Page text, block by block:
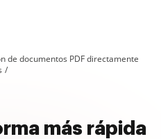
de documentos PDF directamente
más rápida